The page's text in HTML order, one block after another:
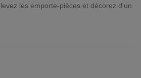
les emporte-pièces et décorez d'un